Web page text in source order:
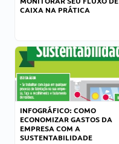
CAIXA NA PRÁTICA
INFOGRÁFICO: COMO
ECONOMIZAR GASTOS DA
EMPRESA COM A
SUSTENTABILIDADE